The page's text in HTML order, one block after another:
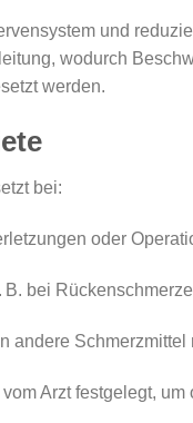
und
wodurch
werden.
bei:
oder
bei
andere
Arzt festgelegt,